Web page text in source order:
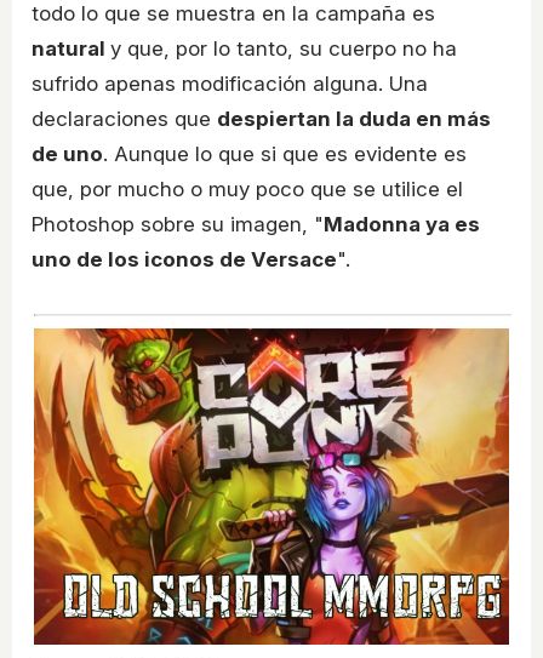
todo lo que se muestra en la campaña es
natural y que, por lo tanto, su cuerpo no ha
sufrido apenas modificación alguna. Una
declaraciones que despiertan la duda en más
de uno. Aunque lo que si que es evidente es
que, por mucho o muy poco que se utilice el
Photoshop sobre su imagen, "Madonna ya es
uno de los iconos de Versace".